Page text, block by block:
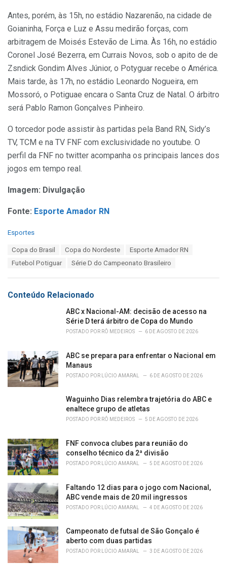
Antes, porém, às 15h, no estádio Nazarenão, na cidade de
Goianinha, Força e Luz e Assu medirão forças, com
arbitragem de Moisés Estevão de Lima. Às 16h, no estádio
Coronel José Bezerra, em Currais Novos, sob o apito de de
Zsndick Gondim Alves Júnior, o Potyguar recebe o América.
Mais tarde, às 17h, no estádio Leonardo Nogueira, em
Mossoró, o Potiguae encara o Santa Cruz de Natal. O árbitro
será Pablo Ramon Gonçalves Pinheiro.
O torcedor pode assistir às partidas pela Band RN, Sidy’s
TV, TCM e na TV FNF com exclusividade no youtube. O
perfil da FNF no twitter acompanha os principais lances dos
jogos em tempo real.
Imagem: Divulgação
Fonte: Esporte Amador RN
C
i
Esportes
Copa do Brasil Copa do Nordeste
Esporte Amador RN
Futebol Potiguar
Série D do Campeonato Brasileiro
Conteúdo Relacionado
ABC x Nacional-AM: decisão de acesso na
Série D terá árbitro de Copa do Mundo
POSTADO POR RÔ MEDEIROS 6 DE AGOSTO DE 2026
ABC se prepara para enfrentar o Nacional em
Manaus
POSTADO POR LÚCIO AMARAL 6 DE AGOSTO DE 2026
Waguinho Dias relembra trajetória do ABC e
enaltece grupo de atletas
POSTADO POR RÔ MEDEIROS 5 DE AGOSTO DE 2026
FNF convoca clubes para reunião do
conselho técnico da 2ª divisão
POSTADO POR LÚCIO AMARAL 5 DE AGOSTO DE 2026
Faltando 12 dias para o jogo com Nacional,
ABC vende mais de 20 mil ingressos
POSTADO POR LÚCIO AMARAL 4 DE AGOSTO DE 2026
Campeonato de futsal de São Gonçalo é
aberto com duas partidas
POSTADO POR LÚCIO AMARAL 3 DE AGOSTO DE 2026